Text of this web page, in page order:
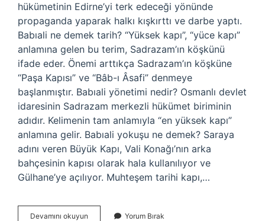
hükümetinin Edirne’yi terk edeceği yönünde
propaganda yaparak halkı kışkırttı ve darbe yaptı.
Babıali ne demek tarih? “Yüksek kapı”, “yüce kapı”
anlamına gelen bu terim, Sadrazam’ın köşkünü
ifade eder. Önemi arttıkça Sadrazam’ın köşküne
“Paşa Kapısı” ve “Bâb-ı Âsafi” denmeye
başlanmıştır. Babıali yönetimi nedir? Osmanlı devlet
idaresinin Sadrazam merkezli hükümet biriminin
adıdır. Kelimenin tam anlamıyla “en yüksek kapı”
anlamına gelir. Babıali yokuşu ne demek? Saraya
adını veren Büyük Kapı, Vali Konağı’nın arka
bahçesinin kapısı olarak hala kullanılıyor ve
Gülhane’ye açılıyor. Muhteşem tarihi kapı,…
Devamını okuyun Yorum Bırak